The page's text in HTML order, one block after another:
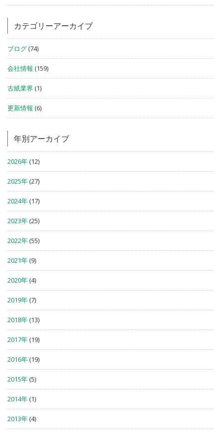
カテゴリーアーカイブ
ブログ(74)
会社情報 (159)
古紙業界 (1)
更新情報 (6)
年別アーカイブ
2026年(12)
2025年(27)
2024年(17)
2023年(25)
2022年(55)
2021年(9)
2020年(4)
2019年(7)
2018年(13)
2017年(19)
2016年(19)
2015年(5)
2014年(1)
2013年(4)